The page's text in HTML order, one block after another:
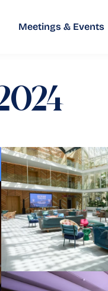
Meetings & Events